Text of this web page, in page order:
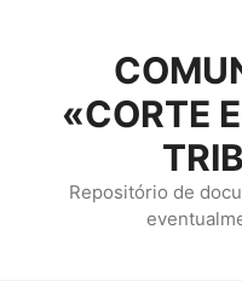
conteúdo«CORTE
Repositório de